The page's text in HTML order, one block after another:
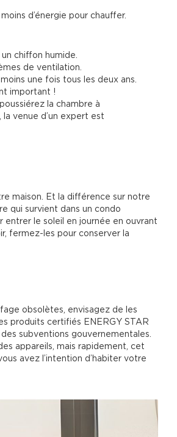
d’énergie pour chauffer.
chiffon humide.
de ventilation.
une fois tous les deux ans.
important !
la chambre à
venue d’un expert est
maison. Et la différence sur notre
qui survient dans un condo
entrer le soleil en journée en ouvrant
fermez-les pour conserver la
obsolètes, envisagez de les
produits certifiés ENERGY STAR
subventions gouvernementales.
appareils, mais rapidement, cet
avez l’intention d’habiter votre